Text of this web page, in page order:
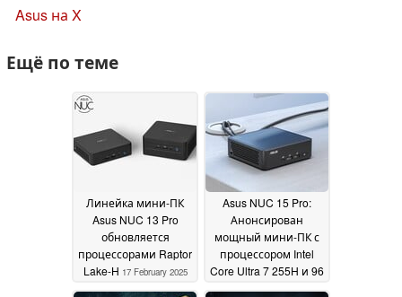
Asus на X
Ещё по теме
Линейка мини-ПК
Asus NUC 13 Pro
обновляется
процессорами Raptor
Lake-H 17 February 2025
Asus NUC 15 Pro:
Анонсирован
мощный мини-ПК с
процессором Intel
Core Ultra 7 255H и 96
ГБ памяти12 February